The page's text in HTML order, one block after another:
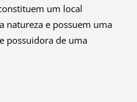
um local
natureza e possuem uma
possuidora de uma